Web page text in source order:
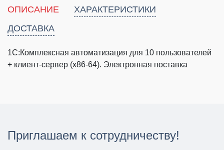
ОПИСАНИЕ
ХАРАКТЕРИСТИКИ
ДОСТАВКА
1С:Комплексная автоматизация для 10 пользователей
+ клиент-сервер (x86-64). Электронная поставка
Приглашаем к сотрудничеству!